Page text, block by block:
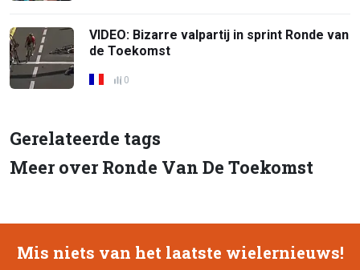
VIDEO: Bizarre valpartij in sprint Ronde van
de Toekomst
0
Gerelateerde tags
Meer over Ronde Van De Toekomst
Mis niets van het laatste wielernieuws!